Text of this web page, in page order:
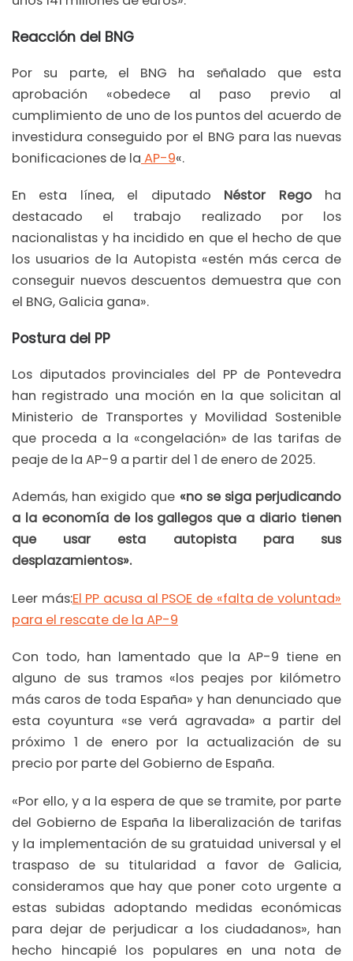
Reacción del BNG
Por su parte, el BNG ha señalado que esta
aprobación «obedece al paso previo al
cumplimiento de uno de los puntos del acuerdo de
investidura conseguido por el BNG para las nuevas
bonificaciones de la AP-9«.
En esta línea, el diputado Néstor Rego ha
destacado el trabajo realizado por los
nacionalistas y ha incidido en que el hecho de que
los usuarios de la Autopista «estén más cerca de
conseguir nuevos descuentos demuestra que con
el BNG, Galicia gana».
Postura del PP
Los diputados provinciales del PP de Pontevedra
han registrado una moción en la que solicitan al
Ministerio de Transportes y Movilidad Sostenible
que proceda a la «congelación» de las tarifas de
peaje de la AP-9 a partir del 1 de enero de 2025.
Además, han exigido que «no se siga perjudicando
a la economía de los gallegos que a diario tienen
que usar esta autopista para sus
desplazamientos».
Leer más:El PP acusa al PSOE de «falta de voluntad»
para el rescate de la AP-9
Con todo, han lamentado que la AP-9 tiene en
alguno de sus tramos «los peajes por kilómetro
más caros de toda España» y han denunciado que
esta coyuntura «se verá agravada» a partir del
próximo 1 de enero por la actualización de su
precio por parte del Gobierno de España.
«Por ello, y a la espera de que se tramite, por parte
del Gobierno de España la liberalización de tarifas
y la implementación de su gratuidad universal y el
traspaso de su titularidad a favor de Galicia,
consideramos que hay que poner coto urgente a
estas subidas adoptando medidas económicas
para dejar de perjudicar a los ciudadanos», han
hecho hincapié los populares en una nota de